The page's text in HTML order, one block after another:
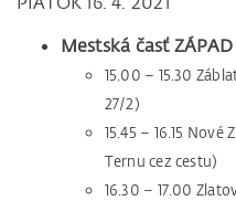
Mestská časť ZÁPAD
15.00 – 15.30
27/2)
15.45 – 16.15
Ternu cez cestu)
16.30 – 17.00